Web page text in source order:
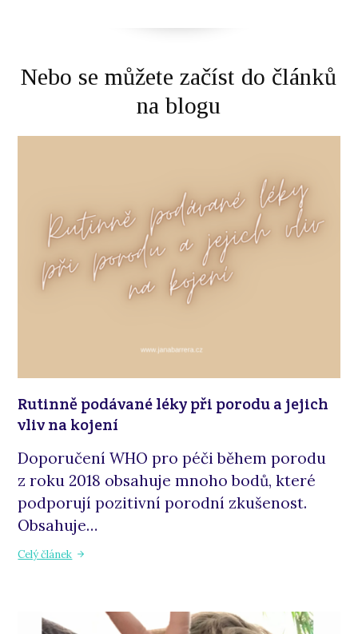
Nebo se můžete začíst do článků
na blogu
Rutinně podávané léky při porodu a jejich
vliv na kojení
Doporučení WHO pro péči během porodu
z roku 2018 obsahuje mnoho bodů, které
podporují pozitivní porodní zkušenost.
Obsahuje…
Celý článek